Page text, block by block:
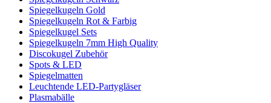
Spiegelkugeln Gold
Spiegelkugeln Rot & Farbig
Spiegelkugel Sets
Spiegelkugeln 7mm High Quality
Discokugel Zubehör
Spots & LED
Spiegelmatten
Leuchtende LED-Partygläser
Plasmabälle